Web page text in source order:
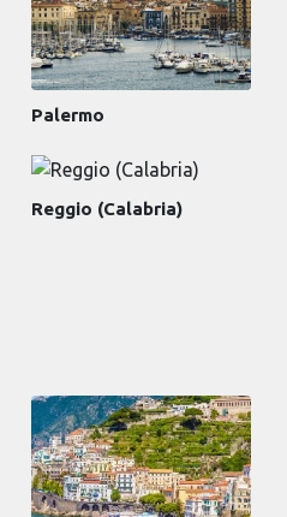
Palermo
Reggio (Calabria)